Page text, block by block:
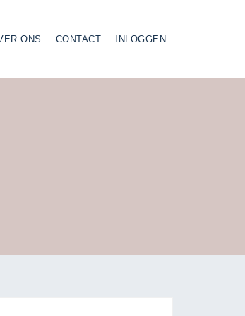
ONS CONTACT INLOGGEN